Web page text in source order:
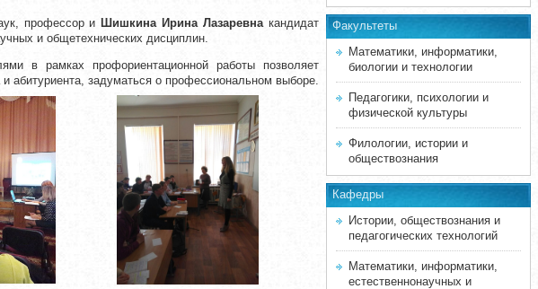
профессор и Шишкина Ирина Лазаревнакандидат
и общетехнических дисциплин.
в рамках профориентационной работы позволяет
абитуриента, задуматься о профессиональном выборе.
Факультеты
Математики, информатики,
биологии и технологии
Педагогики, психологии и
физической культуры
Филологии, истории и
обществознания
Кафедры
Истории, обществознания и
педагогических технологий
Математики, информатики,
естественнонаучных и